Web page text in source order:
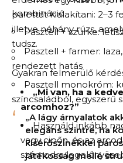
palettát kialakítani: 2–3
illetve néhány rúzs,
tudsz.
Gyakran felmerülő
„Mi van, ha a
arcomhoz?”
Használd inkább
vagy cipőn, és az
számodra
kombináció
Pasztell + szürke:
Pasztell + farmer:
rendezett hatás
Pasztell monokróm:
színcsaládból, egyszerű
„A lágy árnyalatok
elegáns szintre, ha
kísérőszínekkel
játékosság mellé